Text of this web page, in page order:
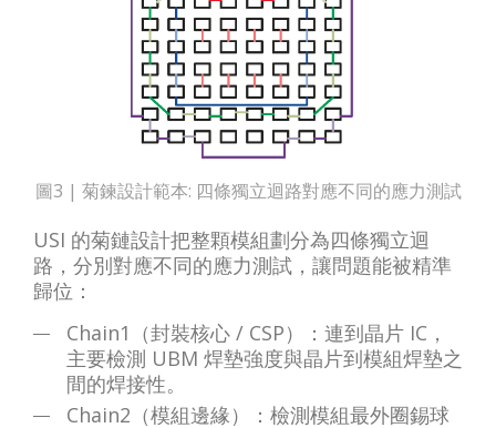
圖3 | 菊鍊設計範本: 四條獨立迴路對應不同的應力測試
USI 的菊鏈設計把整顆模組劃分為四條獨立迴
路，分別對應不同的應力測試，讓問題能被精準
歸位：
Chain1（封裝核心 / CSP）：連到晶片 IC，
主要檢測 UBM 焊墊強度與晶片到模組焊墊之
間的焊接性。
Chain2（模組邊緣）：檢測模組最外圈錫球